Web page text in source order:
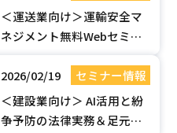
＜運送業向け＞運輸安全マ
ネジメント無料Webセミ
イン改訂版】| 国土交通省認
定セミナー
2026/02/19
セミナー情報
＜建設業向け＞ AI活用と紛
争予防の法律実務＆足元の